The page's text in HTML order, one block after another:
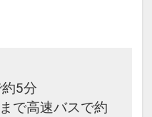
5分
で高速バスで約